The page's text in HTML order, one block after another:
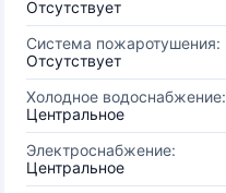
Отсутствует
Система пожаротушения:
Отсутствует
Холодное водоснабжение:
Центральное
Электроснабжение:
Центральное